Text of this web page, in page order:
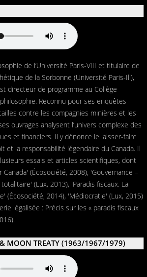
de l’Université Paris-VIII et titulaire de
de la Sorbonne (Université Paris-Ill),
directeur de programme au Collège
Reconnu pour ses enquêtes
contre les compagnies minières et les
ouvrages analysent l’univers complexe des
et financiers. Il y dénonce le laisser-faire
et la responsabilité légendaire du Canada. Il
essais et articles scientifiques, dont
(Écosociété, 2008), 'Gouvernance –
(Lux, 2013), 'Paradis fiscaux. La
(Écosociété, 2014), 'Médiocratie' (Lux, 2015)
légalisée : Précis sur les « paradis fiscaux
& MOON TREATY (1963/1967/1979)